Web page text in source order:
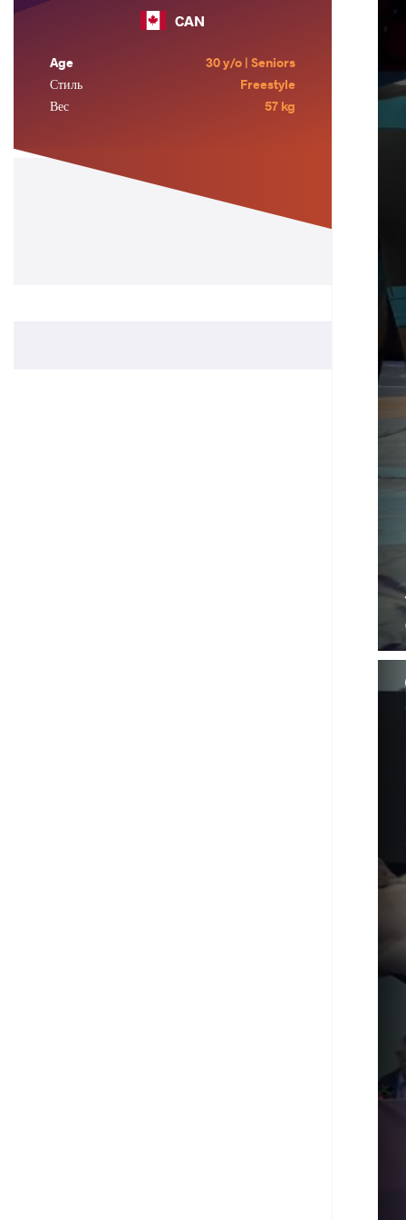
CAN
Age
30 y/o | Seniors
Стиль
Freestyle
Вес
57 kg